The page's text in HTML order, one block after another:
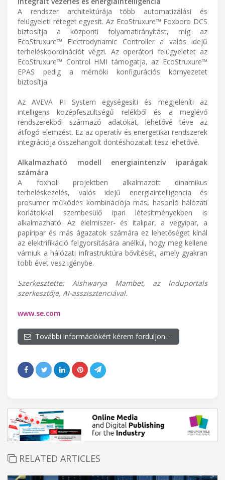
A rendszer architektúrája több automatizálási és
felügyeleti réteget egyesít. Az EcoStruxure™ Foxboro DCS
biztosítja a központi folyamatirányítást, míg az
EcoStruxure™ Electrodynamic Controller a valós idejű
terheléskoordinációt végzi. Az operátori felügyeletet az
EcoStruxure™ Control HMI támogatja, az EcoStruxure™
EPAS pedig a mérnöki konfigurációs környezetet
biztosítja.
Az AVEVA PI System egységesíti és megjeleníti az
intelligens középfeszültségű relékből és a meglévő
rendszerekből származó adatokat, lehetővé téve az
átfogó elemzést. Ez az operatív és energetikai rendszerek
integrációja összehangolt döntéshozatalt tesz lehetővé.
Alkalmazható modell energiaintenzív iparágak
számára
A foxholi projektben alkalmazott dinamikus
terheléskezelés, valós idejű energiaintelligencia és
prosumer működés kombinációja más, hasonló hálózati
korlátokkal szembesülő ipari létesítményekben is
alkalmazható. Az élelmiszer- és italipar, a vegyipar, a
papíripar és más ágazatok számára ez lehetőséget kínál
az elektrifikáció felgyorsítására anélkül, hogy meg kellene
várniuk a hálózati infrastruktúra bővítését, amely gyakran
több évet vesz igénybe.
Szerkesztette: Aishwarya Mambet, az Induportals
szerkesztője, AI-asszisztenciával.
www.se.com
További információkért kérem forduljon …
RELATED ARTICLES